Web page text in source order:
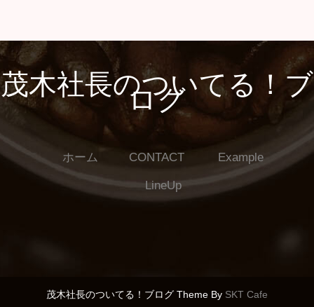
茂木社長のついてる！ブ
ログ
ホーム CONTACT Example
LineUp
茂木社長のついてる！ブログ Theme By SKT Cafe